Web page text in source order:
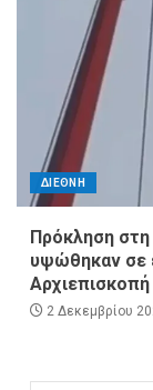
ΔΙΕΘΝΗ
Πρόκληση στη
υψώθηκαν σε
Αρχιεπισκοπή
2 Δεκεμβρίου